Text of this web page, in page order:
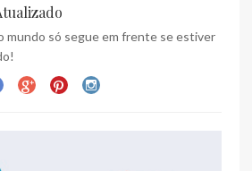
mundo só segue em frente se estiver